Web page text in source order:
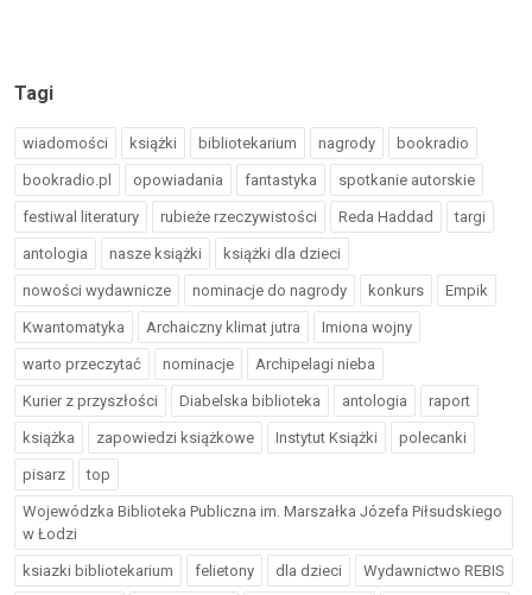
Tagi
wiadomości książki bibliotekarium nagrody bookradio
bookradio.pl opowiadania fantastyka spotkanie autorskie
festiwal literatury rubieże rzeczywistości Reda Haddad targi
antologia nasze książki książki dla dzieci
nowości wydawnicze nominacje do nagrody konkurs Empik
Kwantomatyka Archaiczny klimat jutra Imiona wojny
warto przeczytać nominacje Archipelagi nieba
Kurier z przyszłości Diabelska biblioteka antologia raport
książka zapowiedzi książkowe Instytut Książki polecanki
pisarz top
Wojewódzka Biblioteka Publiczna im. Marszałka Józefa Piłsudskiego
w Łodzi
ksiazki bibliotekarium felietony dla dzieci Wydawnictwo REBIS